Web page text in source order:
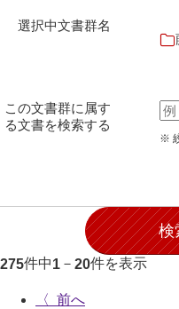
市原家文書
出羽家文書
伊藤家文書（
伊藤家文書（
選択中文書群名
この文書群に属す
る文書を検索する
※
275件中1 － 20件を表示
〈